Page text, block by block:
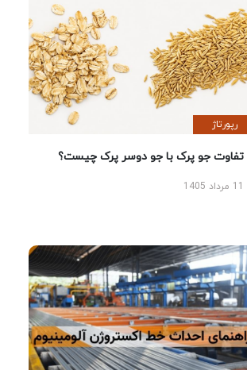
رپورتاژ
تفاوت جو پرک با جو دوسر پرک چیست؟